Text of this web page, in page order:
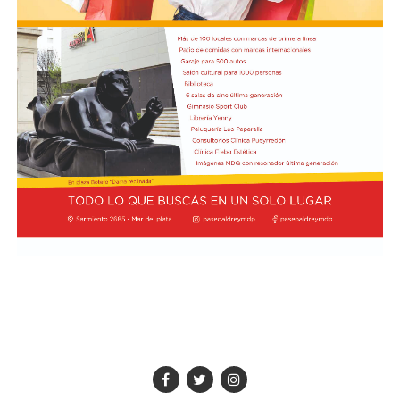
desde entonces, el estadounidense ha regresado al país
en marzo de 2013.
"Varias veces tuve ocasión de conocerle y hablar con él",
recordó Prevost sobre Bergoglio. Ahora, como Papa,
regresará a la Argentina con San Lorenzo a la
expectativa de una decisión del Vaticano que podría
quedar grabada en la historia del club.
fricción diplomática originada por las declaraciones
de Javier Milei hacia su par brasileño, Lula da Silva. Esta
situación derivó en el retiro del embajador brasileño en
Buenos Aires, Julio Bitelli.
Desde el Palacio del Planalto, el canciller Mauro
Vieira calificó los insultos del mandatario argentino
como "graves e inaceptables". Por su parte, Brasil decidió
reducir su representación en el país al nivel de
encargado de negocios.
Quirno afirmó en conferencia de prensa
que Argentina decidió no llevar el conflicto a una